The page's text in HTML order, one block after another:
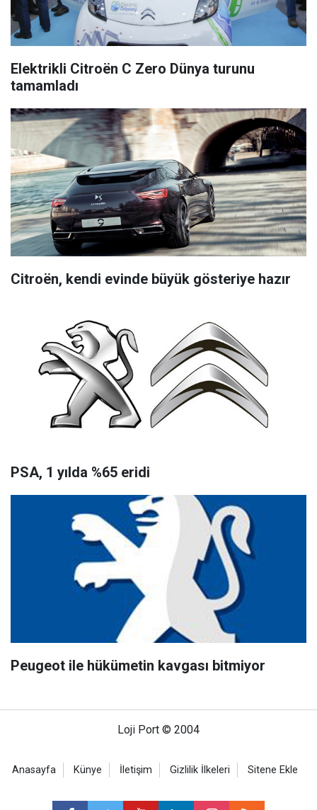
Elektrikli Citroën C Zero Dünya turunu
tamamladı
Citroën, kendi evinde büyük gösteriye hazır
PSA, 1 yılda %65 eridi
Peugeot ile hükümetin kavgası bitmiyor
Loji Port © 2004
Anasayfa Künye İletişim Gizlilik İlkeleri Sitene Ekle